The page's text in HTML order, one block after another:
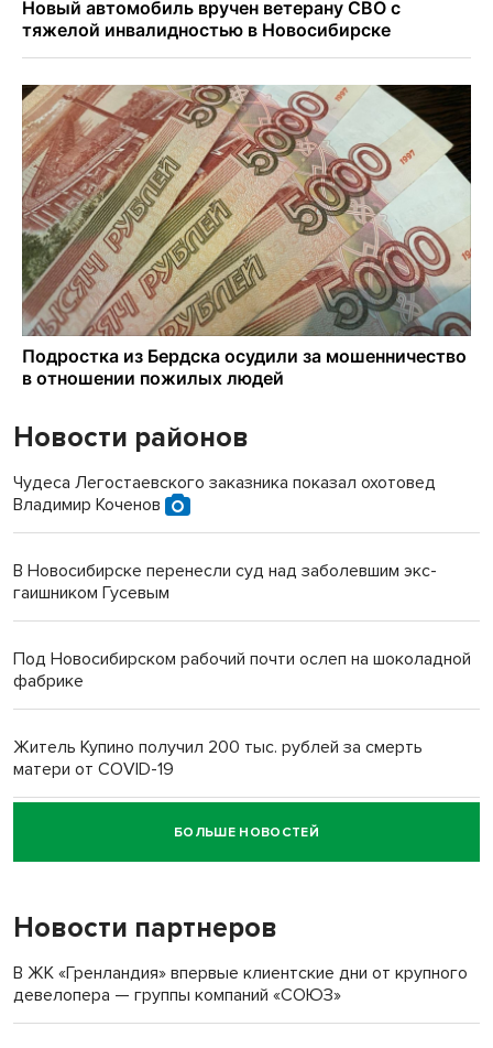
Новости районов
Чудеса Легостаевского заказника показал охотовед
Владимир Коченов
В Новосибирске перенесли суд над заболевшим экс-
гаишником Гусевым
Под Новосибирском рабочий почти ослеп на шоколадной
фабрике
Житель Купино получил 200 тыс. рублей за смерть
матери от COVID-19
Новосибирский суд наказал водителя за смерть
пенсионерки на вокзале
«Мы живём на пастбище!»: в новосибирском селе лошади
терроризируют жителей
БОЛЬШЕ НОВОСТЕЙ
Новости партнеров
В ЖК «Гренландия» впервые клиентские дни от крупного
девелопера — группы компаний «СОЮЗ»